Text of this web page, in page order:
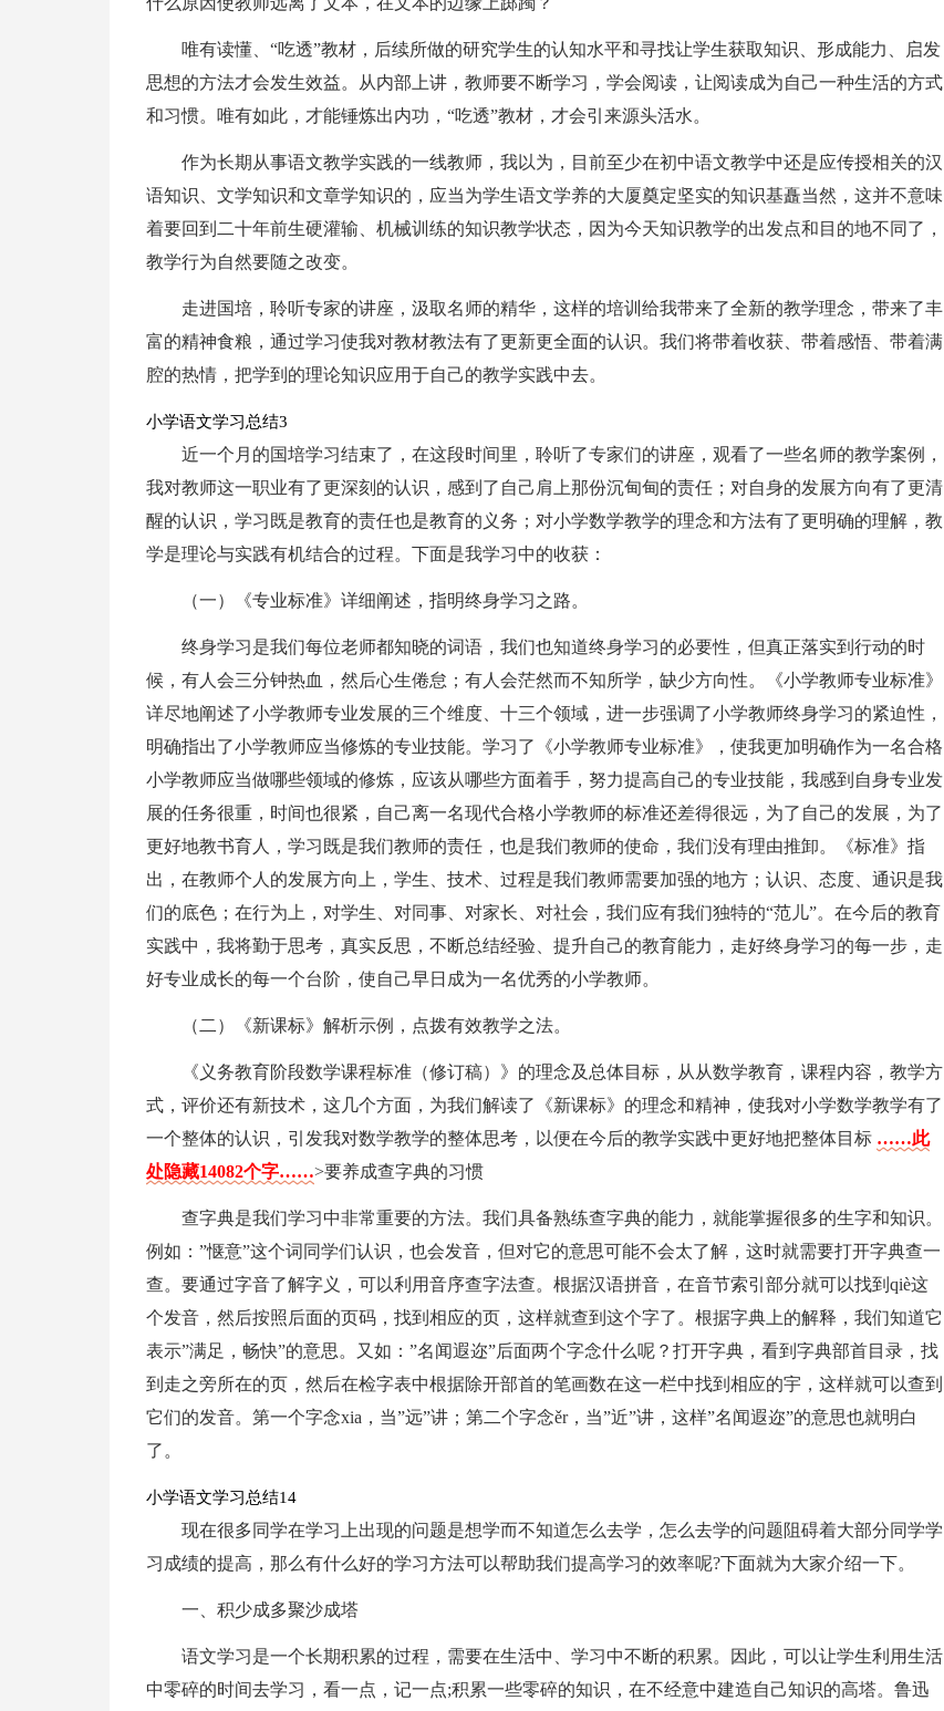
唯有读懂、“吃透”教材，后续所做的研究学生的认知水平和寻找让学生获取知识、形成能力、启发
思想的方法才会发生效益。从内部上讲，教师要不断学习，学会阅读，让阅读成为自己一种生活的方式
和习惯。唯有如此，才能锤炼出内功，“吃透”教材，才会引来源头活水。
作为长期从事语文教学实践的一线教师，我以为，目前至少在初中语文教学中还是应传授相关的汉
语知识、文学知识和文章学知识的，应当为学生语文学养的大厦奠定坚实的知识基矗当然，这并不意味
着要回到二十年前生硬灌输、机械训练的知识教学状态，因为今天知识教学的出发点和目的地不同了，
教学行为自然要随之改变。
走进国培，聆听专家的讲座，汲取名师的精华，这样的培训给我带来了全新的教学理念，带来了丰
富的精神食粮，通过学习使我对教材教法有了更新更全面的认识。我们将带着收获、带着感悟、带着满
腔的热情，把学到的理论知识应用于自己的教学实践中去。
小学语文学习总结3
近一个月的国培学习结束了，在这段时间里，聆听了专家们的讲座，观看了一些名师的教学案例，
我对教师这一职业有了更深刻的认识，感到了自己肩上那份沉甸甸的责任；对自身的发展方向有了更清
醒的认识，学习既是教育的责任也是教育的义务；对小学数学教学的理念和方法有了更明确的理解，教
学是理论与实践有机结合的过程。下面是我学习中的收获：
（一）《专业标准》详细阐述，指明终身学习之路。
终身学习是我们每位老师都知晓的词语，我们也知道终身学习的必要性，但真正落实到行动的时
候，有人会三分钟热血，然后心生倦怠；有人会茫然而不知所学，缺少方向性。《小学教师专业标准》
详尽地阐述了小学教师专业发展的三个维度、十三个领域，进一步强调了小学教师终身学习的紧迫性，
明确指出了小学教师应当修炼的专业技能。学习了《小学教师专业标准》，使我更加明确作为一名合格
小学教师应当做哪些领域的修炼，应该从哪些方面着手，努力提高自己的专业技能，我感到自身专业发
展的任务很重，时间也很紧，自己离一名现代合格小学教师的标准还差得很远，为了自己的发展，为了
更好地教书育人，学习既是我们教师的责任，也是我们教师的使命，我们没有理由推卸。《标准》指
出，在教师个人的发展方向上，学生、技术、过程是我们教师需要加强的地方；认识、态度、通识是我
们的底色；在行为上，对学生、对同事、对家长、对社会，我们应有我们独特的“范儿”。在今后的教育
实践中，我将勤于思考，真实反思，不断总结经验、提升自己的教育能力，走好终身学习的每一步，走
好专业成长的每一个台阶，使自己早日成为一名优秀的小学教师。
（二）《新课标》解析示例，点拨有效教学之法。
《义务教育阶段数学课程标准（修订稿）》的理念及总体目标，从从数学教育，课程内容，教学方
式，评价还有新技术，这几个方面，为我们解读了《新课标》的理念和精神，使我对小学数学教学有了
一个整体的认识，引发我对数学教学的整体思考，以便在今后的教学实践中更好地把整体目标 ……此
处隐藏14082个字……>要养成查字典的习惯
查字典是我们学习中非常重要的方法。我们具备熟练查字典的能力，就能掌握很多的生字和知识。
例如：”惬意”这个词同学们认识，也会发音，但对它的意思可能不会太了解，这时就需要打开字典查一
查。要通过字音了解字义，可以利用音序查字法查。根据汉语拼音，在音节索引部分就可以找到qiè这
个发音，然后按照后面的页码，找到相应的页，这样就查到这个字了。根据字典上的解释，我们知道它
表示”满足，畅快”的意思。又如：”名闻遐迩”后面两个字念什么呢？打开字典，看到字典部首目录，找
到走之旁所在的页，然后在检字表中根据除开部首的笔画数在这一栏中找到相应的宇，这样就可以查到
它们的发音。第一个字念xia，当”远”讲；第二个字念ěr，当”近”讲，这样”名闻遐迩”的意思也就明白
了。
小学语文学习总结14
现在很多同学在学习上出现的问题是想学而不知道怎么去学，怎么去学的问题阻碍着大部分同学学
习成绩的提高，那么有什么好的学习方法可以帮助我们提高学习的效率呢?下面就为大家介绍一下。
一、积少成多聚沙成塔
语文学习是一个长期积累的过程，需要在生活中、学习中不断的积累。因此，可以让学生利用生活
中零碎的时间去学习，看一点，记一点;积累一些零碎的知识，在不经意中建造自己知识的高塔。鲁迅